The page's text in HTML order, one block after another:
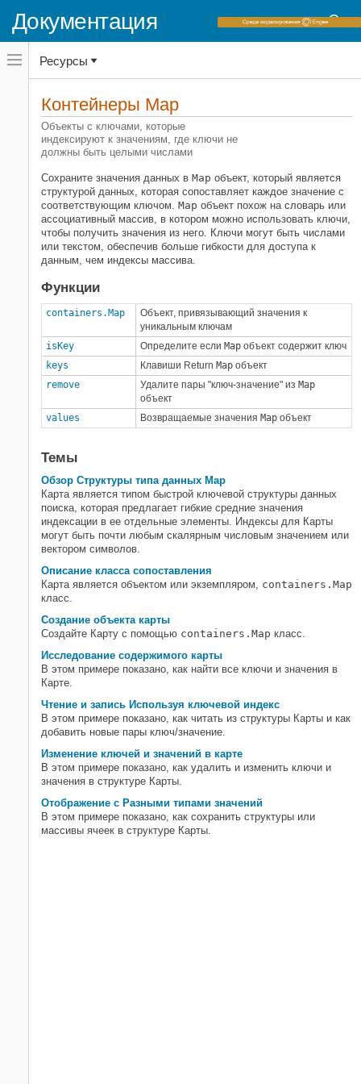
Документация
Переключатель
навигационного
меню
переключатель
навигационного
MATLAB
Основы языка
Типы данных
Категория
Числовые типы
Символы и строки
Даты и время
Категориальные массивы
Расписания
Структуры
Массивы ячеек
Указатели на функции
Контейнеры Map
Идентификация типа данных
Преобразование типа данных
Ресурсы
Контейнеры Map
Объекты с ключами, которые
индексируют к значениям, где ключи не
должны быть целыми числами
Сохраните значения данных в Map объект, который является
структурой данных, которая сопоставляет каждое значение с
соответствующим ключом. Map объект похож на словарь или
ассоциативный массив, в котором можно использовать ключи,
чтобы получить значения из него. Ключи могут быть числами
или текстом, обеспечив больше гибкости для доступа к
данным, чем индексы массива.
Функции
containers.Map
Объект, привязывающий значения к
уникальным ключам
isKey
Определите если Map объект содержит ключ
keys
Клавиши Return Map объект
remove
Удалите пары "ключ-значение" из Map
объект
values
Возвращаемые значения Map объект
Темы
Обзор Структуры типа данных Map
Карта является типом быстрой ключевой структуры данных
поиска, которая предлагает гибкие средние значения
индексации в ее отдельные элементы. Индексы для Карты
могут быть почти любым скалярным числовым значением или
вектором символов.
Описание класса сопоставления
Карта является объектом или экземпляром, containers.Map
класс.
Создание объекта карты
Создайте Карту с помощью containers.Map класс.
Исследование содержимого карты
В этом примере показано, как найти все ключи и значения в
Карте.
Чтение и запись Используя ключевой индекс
В этом примере показано, как читать из структуры Карты и как
добавить новые пары ключ/значение.
Изменение ключей и значений в карте
В этом примере показано, как удалить и изменить ключи и
значения в структуре Карты.
Отображение с Разными типами значений
В этом примере показано, как сохранить структуры или
массивы ячеек в структуре Карты.